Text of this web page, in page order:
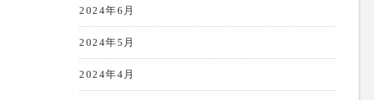
2024年6月
2024年5月
2024年4月